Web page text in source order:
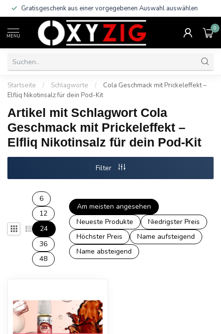
Gratisgeschenk aus einer vorgegebenen Auswahl auswählen
MENU
0
Startseite / Schlagworte /
Cola Geschmack mit Prickeleffekt –
Elfliq Nikotinsalz für dein Pod-Kit
Artikel mit Schlagwort Cola
Geschmack mit Prickeleffekt –
Elfliq Nikotinsalz für dein Pod-Kit
Filter
6
12
24
36
48
Am meisten angesehen
Neueste Produkte
Niedrigster Preis
Höchster Preis
Name aufsteigend
Name absteigend